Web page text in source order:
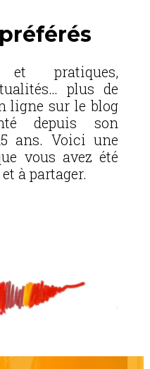
pratiques,
plus de
ligne sur le blog
depuis son
ans. Voici une
vous avez été
à partager.